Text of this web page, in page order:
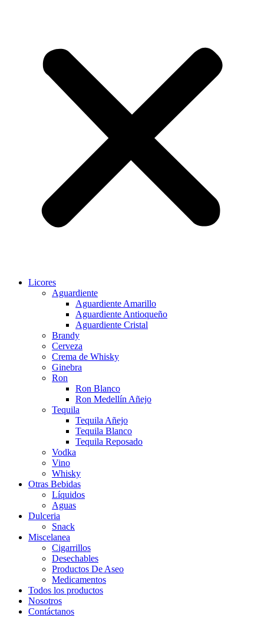
Licores
Aguardiente
Aguardiente Amarillo
Aguardiente Antioqueño
Aguardiente Cristal
Brandy
Cerveza
Crema de Whisky
Ginebra
Ron
Ron Blanco
Ron Medellín Añejo
Tequila
Tequila Añejo
Tequila Blanco
Tequila Reposado
Vodka
Vino
Whisky
Otras Bebidas
Líquidos
Aguas
Dulceria
Snack
Miscelanea
Cigarrillos
Desechables
Productos De Aseo
Medicamentos
Todos los productos
Nosotros
Contáctanos